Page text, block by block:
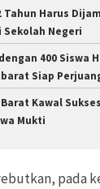
Harus
Sekolah Negeri
400 Siswa
Siap
Kawal
Mukti
pada